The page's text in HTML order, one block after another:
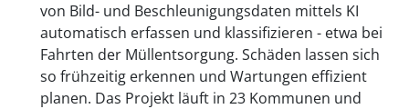
von Bild- und Beschleunigungsdaten mittels KI
automatisch erfassen und klassifizieren - etwa bei
Fahrten der Müllentsorgung. Schäden lassen sich
so frühzeitig erkennen und Wartungen effizient
planen. Das Projekt läuft in 23 Kommunen und